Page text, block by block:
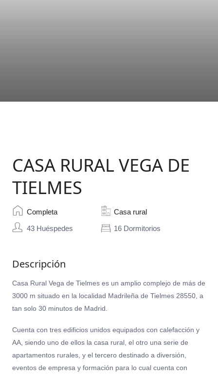
CASA RURAL VEGA DE
TIELMES
Completa
Casa rural
43 Huéspedes
16 Dormitorios
Descripción
Casa Rural Vega de Tielmes es un amplio complejo de más de
3000 m situado en la localidad Madrileña de Tielmes 28550, a
tan solo 30 minutos de Madrid.
Cuenta con tres edificios unidos equipados con calefacción y
AA, siendo uno de ellos la casa rural, el otro una serie de
apartamentos rurales, y el tercero destinado a diversión,
eventos de empresa y formación para lo cual cuenta con